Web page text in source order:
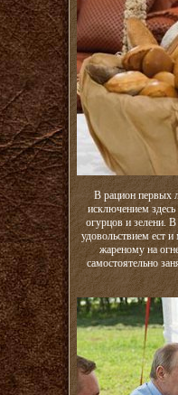
В рацион первых
исключением
огурцов и зелени.
удовольствием ест
жареному на
самостоятельно